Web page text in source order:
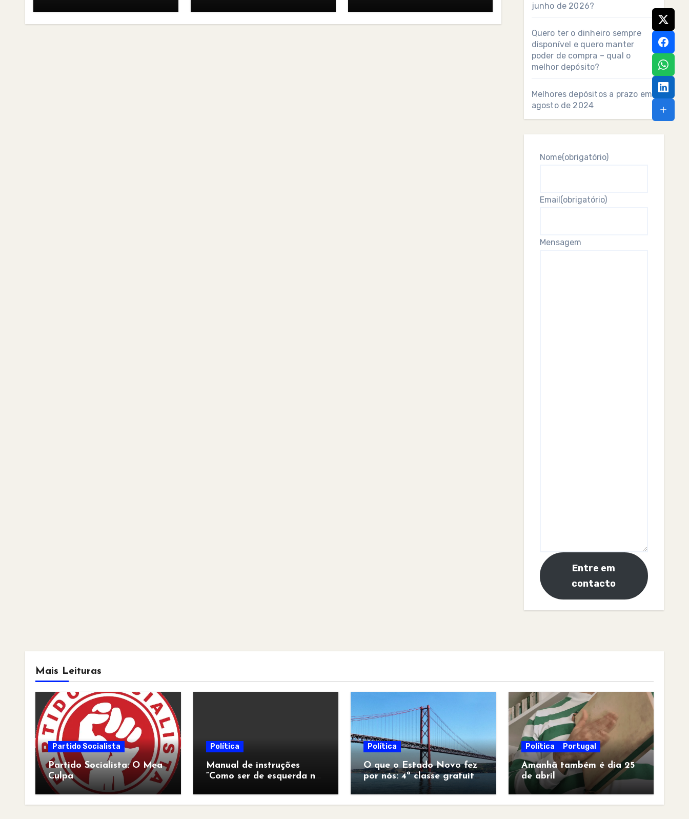
junho de 2026?
Quero ter o dinheiro sempre
disponível e quero manter
poder de compra – qual o
melhor depósito?
Melhores depósitos a prazo em
agosto de 2024
Nome(obrigatório)
Email(obrigatório)
Mensagem
Entre em
contacto
Mais Leituras
Partido Socialista
Partido Socialista: O Mea
Culpa
Política
Manual de instruções
“Como ser de esquerda no
Política
O que o Estado Novo fez
por nós: 4ª classe gratuita
para todos
Política Portugal
Amanhã também é dia 25
de abril